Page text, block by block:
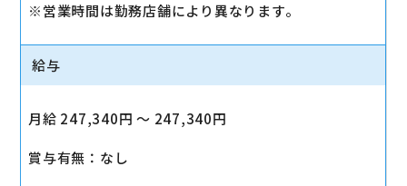
※営業時間は勤務店舗により異なります。
給与
月給 247,340円 〜 247,340円
賞与有無：なし